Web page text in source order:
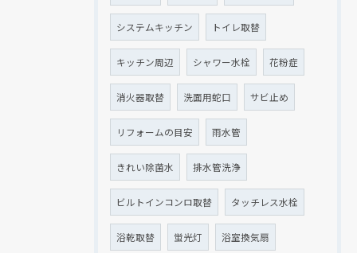
システムキッチン トイレ取替
キッチン周辺 シャワー水栓 花粉症
消火器取替 洗面用蛇口 サビ止め
リフォームの目安 雨水管
きれい除菌水 排水管洗浄
ビルトインコンロ取替 タッチレス水栓
浴乾取替 蛍光灯 浴室換気扇